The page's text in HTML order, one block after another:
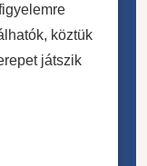
köztük
játszik